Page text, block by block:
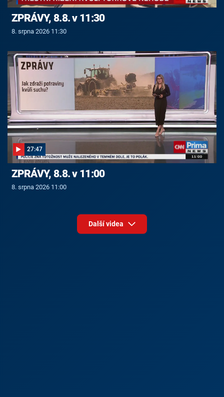
ZPRÁVY, 8.8. v 11:30
8. srpna 2026 11:30
27:47
ZPRÁVY, 8.8. v 11:00
8. srpna 2026 11:00
Další videa